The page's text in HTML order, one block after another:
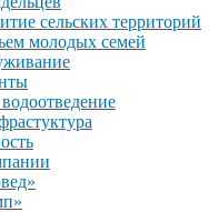
сельских территорий
молодых семей